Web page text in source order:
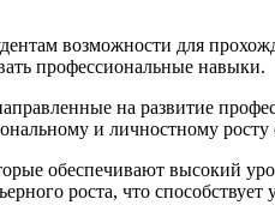
возможности для
профессиональные навыки.
на развитие
и личностному росту
обеспечивают высокий
роста, что